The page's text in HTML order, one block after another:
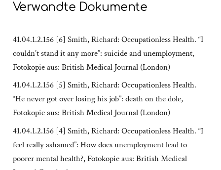
Verwandte Dokumente
41.04.1.2.156 [6] Smith, Richard: Occupationless Health. “I
couldn’t stand it any more”: suicide and unemployment,
Fotokopie aus: British Medical Journal (London)
41.04.1.2.156 [5] Smith, Richard: Occupationless Health.
“He never got over losing his job”: death on the dole,
Fotokopie aus: British Medical Journal (London)
41.04.1.2.156 [4] Smith, Richard: Occupationless Health. “I
feel really ashamed”: How does unemployment lead to
poorer mental health?, Fotokopie aus: British Medical